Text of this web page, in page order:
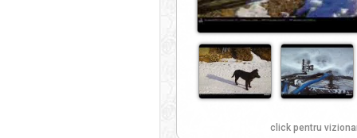
click pentru